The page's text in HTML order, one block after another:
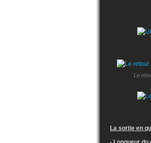
Le
La sortie en